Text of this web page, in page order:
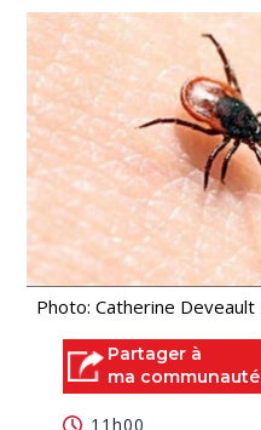
Photo: Catherine Deveault
Partager à
ma communauté
11h00